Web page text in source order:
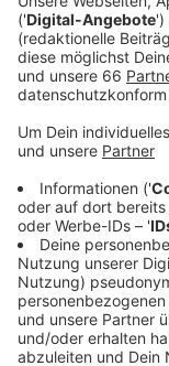
Veröffentlicht:
Anzeige
Mit ihrem
und
Düsseldorf ein
Aktionen
ansonsten
bleiben. Damit
Düsseldorfern,